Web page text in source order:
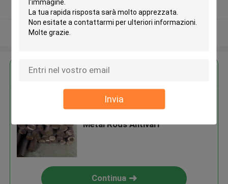
Invia
Ottieni il miglior prezzo per
Bianco argenteo d'acciaio
laminato a caldo di 3M Black
Metal Rods Antivari
Continua